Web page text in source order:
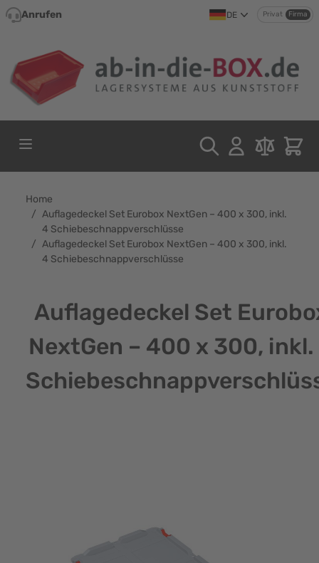
Direkt zum Inhalt
Anrufen DE Privat Firma
Home
/ Auflagedeckel Set Eurobox NextGen – 400 x 300, inkl.
4 Schiebeschnappverschlüsse
/ Auflagedeckel Set Eurobox NextGen – 400 x 300, inkl.
4 Schiebeschnappverschlüsse
Auflagedeckel Set
NextGen – 400 x 300,